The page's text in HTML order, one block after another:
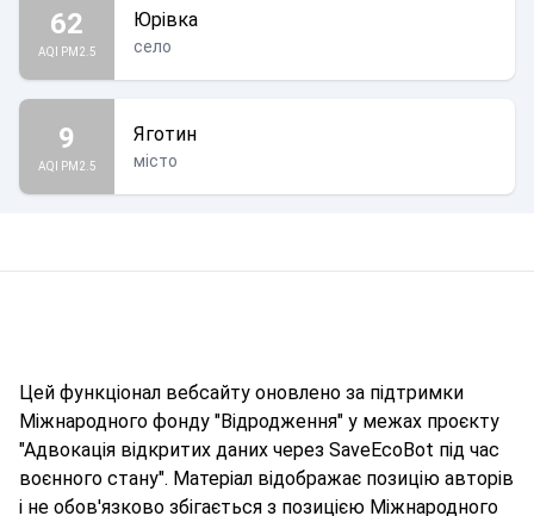
62
AQI PM2.5
Юрівка
село
9
AQI PM2.5
Яготин
місто
Цей функціонал вебсайту оновлено за підтримки
Міжнародного фонду "Відродження" у межах проєкту
"Адвокація відкритих даних через SaveEcoBot під час
воєнного стану". Матеріал відображає позицію авторів
і не обов'язково збігається з позицією Міжнародного